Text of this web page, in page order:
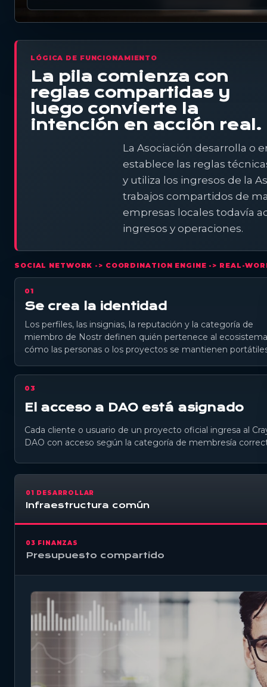
LÓGICA DE FUNCIONAMIENTO
La pila comienza con
reglas compartidas y
luego convierte la
intención en acción real.
La Asociación desarrolla o
establece las reglas
y utiliza los ingresos de la
trabajos compartidos de
empresas locales todavía
ingresos y operaciones.
SOCIAL NETWORK -> COORDINATION ENGINE -> REAL-
01
Se crea la identidad
Los perfiles, las insignias, la reputación y la categoría de
miembro de Nostr definen quién pertenece al
cómo las personas o los proyectos se mantienen
03
El acceso a DAO está asignado
Cada cliente o usuario de un proyecto oficial ingresa al
DAO con acceso según la categoría de membresía
01 DESARROLLAR
Infraestructura común
03 FINANZAS
Presupuesto compartido